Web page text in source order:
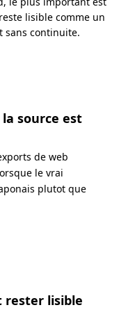
lisible comme un
sans continuite.
la source est
de web
le vrai
plutot que
rester lisible